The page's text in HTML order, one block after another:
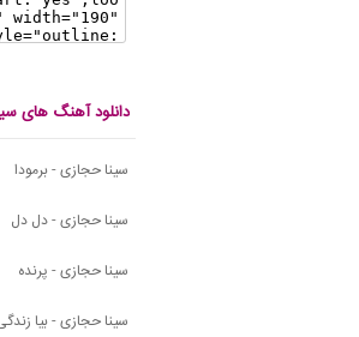
دانلود آهنگ های
سینا حجازی - برمودا
سینا حجازی - دل دل
سینا حجازی - پرنده
سینا حجازی - بیا